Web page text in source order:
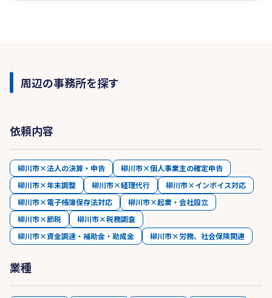
周辺の事務所を探す
依頼内容
柳川市×法人の決算・申告
柳川市×個人事業主の確定申告
柳川市×年末調整
柳川市×経理代行
柳川市×インボイス対応
柳川市×電子帳簿保存法対応
柳川市×起業・会社設立
柳川市×節税
柳川市×税務調査
柳川市×資金調達・補助金・助成金
柳川市×労務、社会保険関連
業種